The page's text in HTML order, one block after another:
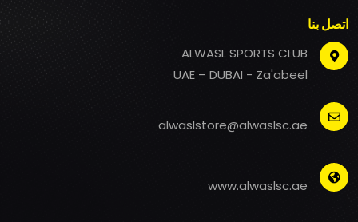
اتصل بنا
ALWASL SPORTS CLUB
UAE – DUBAI - Za'abeel
alwaslstore@alwaslsc.ae
www.alwaslsc.ae